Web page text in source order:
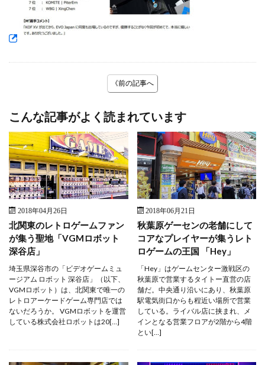
《前の記事へ
こんな記事がよく読まれています
2018年04月26日
北関東のレトロゲームファン
が集う聖地「VGMロボット
深谷店」
埼玉県深谷市の「ビデオゲームミュ
ージアム ロボット 深谷店」（以下、
VGMロボット）は、北関東で唯一の
レトロアーケードゲーム専門店では
ないだろうか。 VGMロボットを運営
している株式会社ロボットは20[…]
2018年06月21日
秋葉原ゲーセンの老舗にして
コアなプレイヤーが集うレト
ロゲームの王国 「Hey」
「Hey」はゲームセンター激戦区の
秋葉原で営業するタイトー直営の店
舗だ。中央通り沿いにあり、秋葉原
駅電気街口からも程近い場所で営業
している。ライバル店に挟まれ、メ
インとなる営業フロアが2階から4階
とい[…]